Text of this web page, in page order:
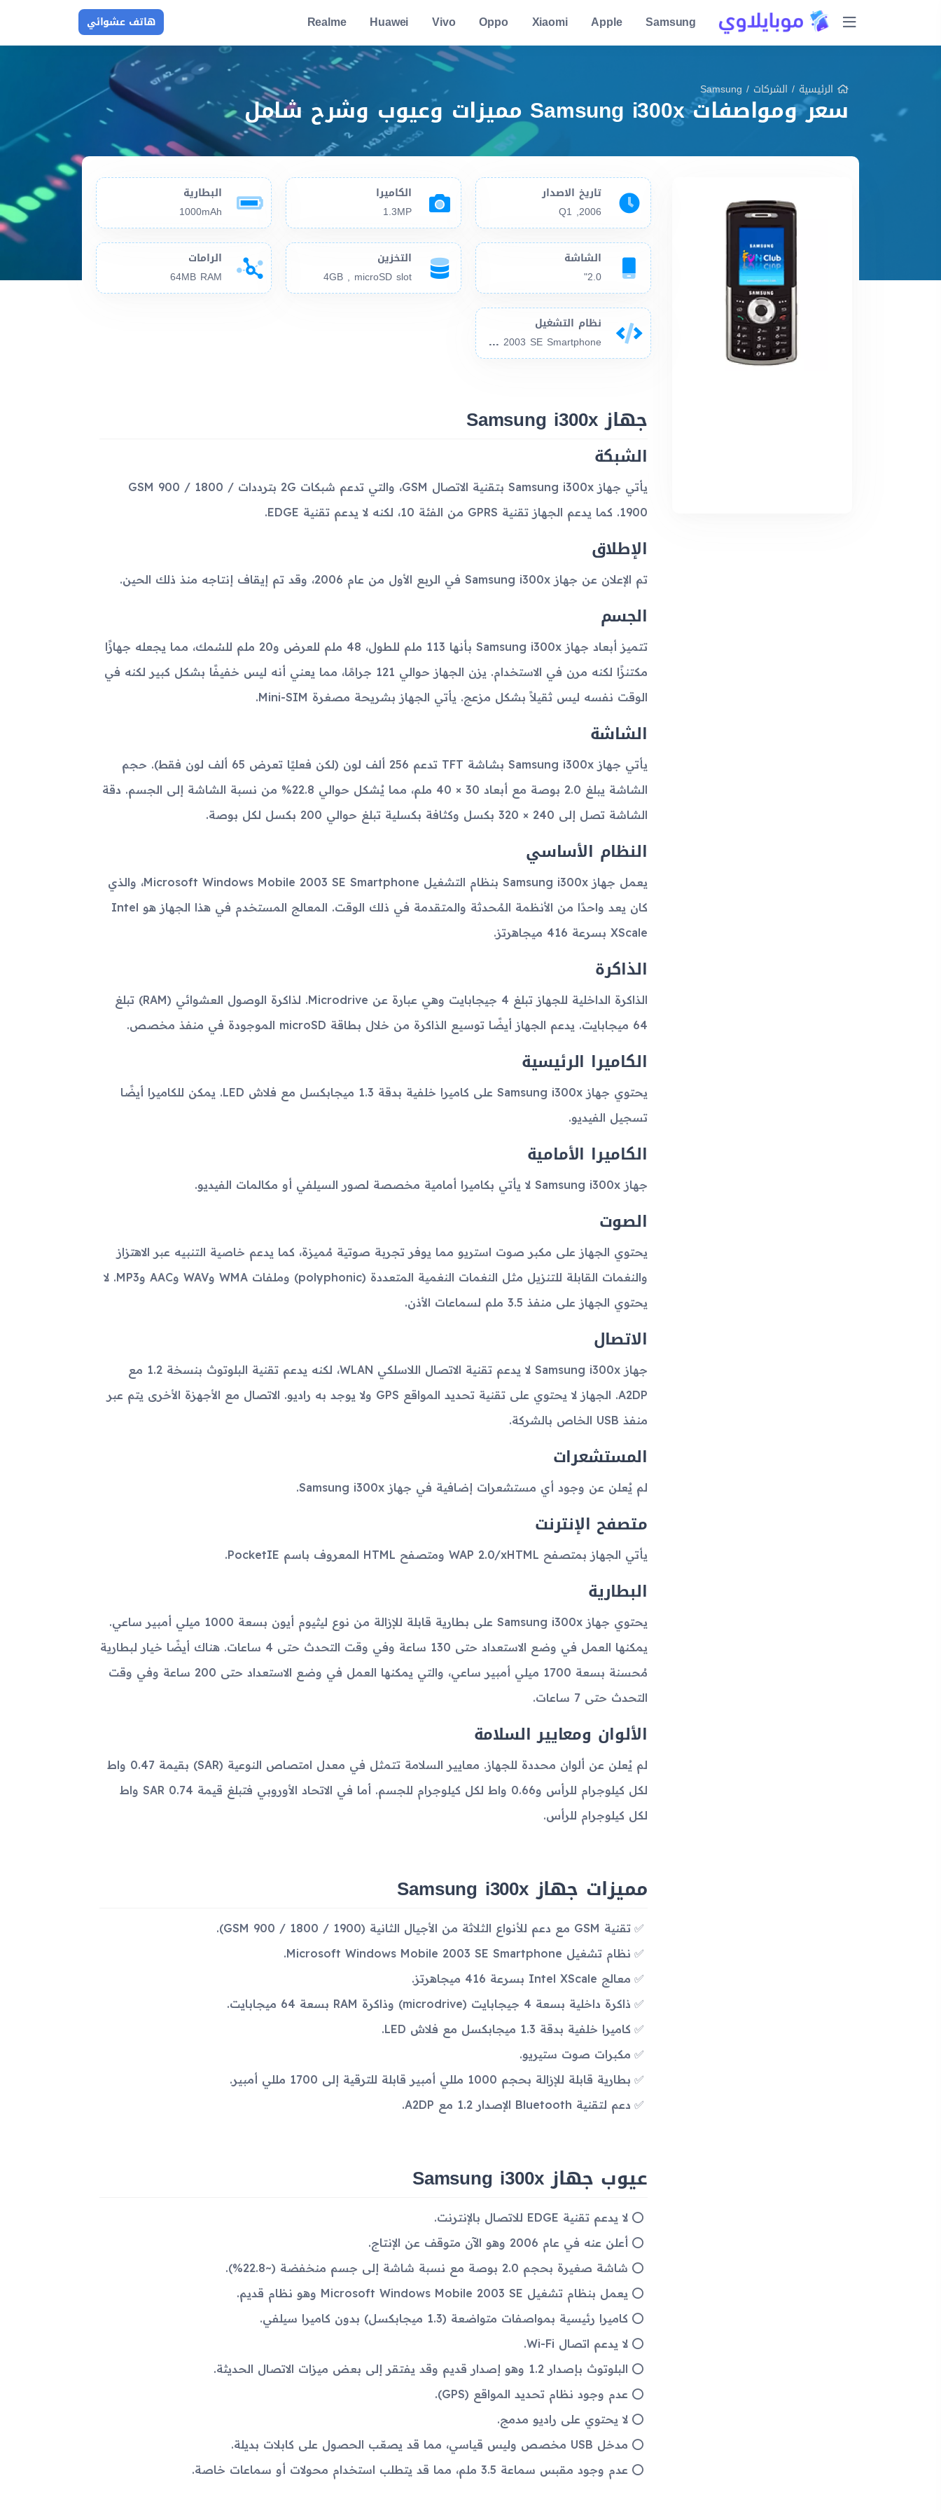
Samsung
Apple
Xiaomi
Oppo
Vivo
Huawei
Realme هاتف عشوائي
الرئيسية / الشركات /
Samsung
سعر ومواصفات Samsung i300x مميزات وعيوب وشرح شامل
تاريخ الاصدار
2006, Q1
الكاميرا
1.3MP
البطارية
1000mAh
الشاشة
2.0"
التخزين
4GB , microSD slot
الرامات
64MB RAM
نظام التشغيل
Mic
rosoft Windows Mobile 2003 SE Smartphone
جهاز Samsung i300x
الشبكة
يأتي جهاز Samsung i300x بتقنية الاتصال GSM، والتي تدعم شبكات 2G بترددات GSM 900 / 1800 /
1900. كما يدعم الجهاز تقنية GPRS من الفئة 10، لكنه لا يدعم تقنية EDGE.
الإطلاق
تم الإعلان عن جهاز Samsung i300x في الربع الأول من عام 2006، وقد تم إيقاف إنتاجه منذ ذلك الحين.
الجسم
تتميز أبعاد جهاز Samsung i300x بأنها 113 ملم للطول، 48 ملم للعرض و20 ملم للسُمك، مما يجعله جهازًا
مكتنزًا لكنه مرن في الاستخدام. يزن الجهاز حوالي 121 جرامًا، مما يعني أنه ليس خفيفًا بشكل كبير لكنه في
الوقت نفسه ليس ثقيلاً بشكل مزعج. يأتي الجهاز بشريحة مصغرة Mini-SIM.
الشاشة
يأتي جهاز Samsung i300x بشاشة TFT تدعم 256 ألف لون (لكن فعليًا تعرض 65 ألف لون فقط). حجم
الشاشة يبلغ 2.0 بوصة مع أبعاد 30 × 40 ملم، مما يُشكل حوالي 22.8% من نسبة الشاشة إلى الجسم. دقة
الشاشة تصل إلى 240 × 320 بكسل وكثافة بكسلية تبلغ حوالي 200 بكسل لكل بوصة.
النظام الأساسي
يعمل جهاز Samsung i300x بنظام التشغيل Microsoft Windows Mobile 2003 SE Smartphone، والذي
كان يعد واحدًا من الأنظمة المُحدثة والمتقدمة في ذلك الوقت. المعالج المستخدم في هذا الجهاز هو Intel
XScale بسرعة 416 ميجاهرتز.
الذاكرة
الذاكرة الداخلية للجهاز تبلغ 4 جيجابايت وهي عبارة عن Microdrive. لذاكرة الوصول العشوائي (RAM) تبلغ
64 ميجابايت. يدعم الجهاز أيضًا توسيع الذاكرة من خلال بطاقة microSD الموجودة في منفذ مخصص.
الكاميرا الرئيسية
يحتوي جهاز Samsung i300x على كاميرا خلفية بدقة 1.3 ميجابكسل مع فلاش LED. يمكن للكاميرا أيضًا
تسجيل الفيديو.
الكاميرا الأمامية
جهاز Samsung i300x لا يأتي بكاميرا أمامية مخصصة لصور السيلفي أو مكالمات الفيديو.
الصوت
يحتوي الجهاز على مكبر صوت استريو مما يوفر تجربة صوتية مُميزة، كما يدعم خاصية التنبيه عبر الاهتزاز
والنغمات القابلة للتنزيل مثل النغمات النغمية المتعددة (polyphonic) وملفات WMA وWAV وAAC وMP3. لا
يحتوي الجهاز على منفذ 3.5 ملم لسماعات الأذن.
الاتصال
جهاز Samsung i300x لا يدعم تقنية الاتصال اللاسلكي WLAN، لكنه يدعم تقنية البلوتوث بنسخة 1.2 مع
A2DP. الجهاز لا يحتوي على تقنية تحديد المواقع GPS ولا يوجد به راديو. الاتصال مع الأجهزة الأخرى يتم عبر
منفذ USB الخاص بالشركة.
المستشعرات
لم يُعلن عن وجود أي مستشعرات إضافية في جهاز Samsung i300x.
متصفح الإنترنت
يأتي الجهاز بمتصفح WAP 2.0/xHTML ومتصفح HTML المعروف باسم PocketIE.
البطارية
يحتوي جهاز Samsung i300x على بطارية قابلة للإزالة من نوع ليثيوم أيون بسعة 1000 ميلي أمبير ساعي.
يمكنها العمل في وضع الاستعداد حتى 130 ساعة وفي وقت التحدث حتى 4 ساعات. هناك أيضًا خيار لبطارية
مُحسنة بسعة 1700 ميلي أمبير ساعي، والتي يمكنها العمل في وضع الاستعداد حتى 200 ساعة وفي وقت
التحدث حتى 7 ساعات.
الألوان ومعايير السلامة
لم يُعلن عن ألوان محددة للجهاز. معايير السلامة تتمثل في معدل امتصاص النوعية (SAR) بقيمة 0.47 واط
لكل كيلوجرام للرأس و0.66 واط لكل كيلوجرام للجسم. أما في الاتحاد الأوروبي فتبلغ قيمة SAR 0.74 واط
لكل كيلوجرام للرأس.
مميزات جهاز Samsung i300x
تقنية GSM مع دعم للأنواع الثلاثة من الأجيال الثانية (GSM 900 / 1800 / 1900).
نظام تشغيل Microsoft Windows Mobile 2003 SE Smartphone.
معالج Intel XScale بسرعة 416 ميجاهرتز.
ذاكرة داخلية بسعة 4 جيجابايت (microdrive) وذاكرة RAM بسعة 64 ميجابايت.
كاميرا خلفية بدقة 1.3 ميجابكسل مع فلاش LED.
مكبرات صوت ستيريو.
بطارية قابلة للإزالة بحجم 1000 مللي أمبير قابلة للترقية إلى 1700 مللي أمبير.
دعم لتقنية Bluetooth الإصدار 1.2 مع A2DP.
عيوب جهاز Samsung i300x
لا يدعم تقنية EDGE للاتصال بالإنترنت.
أعلن عنه في عام 2006 وهو الآن متوقف عن الإنتاج.
شاشة صغيرة بحجم 2.0 بوصة مع نسبة شاشة إلى جسم منخفضة (~22.8%).
يعمل بنظام تشغيل Microsoft Windows Mobile 2003 SE وهو نظام قديم.
كاميرا رئيسية بمواصفات متواضعة (1.3 ميجابكسل) بدون كاميرا سيلفي.
لا يدعم اتصال Wi-Fi.
البلوتوث بإصدار 1.2 وهو إصدار قديم وقد يفتقر إلى بعض ميزات الاتصال الحديثة.
عدم وجود نظام تحديد المواقع (GPS).
لا يحتوي على راديو مدمج.
مدخل USB مخصص وليس قياسي، مما قد يصعّب الحصول على كابلات بديلة.
عدم وجود مقبس سماعة 3.5 ملم، مما قد يتطلب استخدام محولات أو سماعات خاصة.